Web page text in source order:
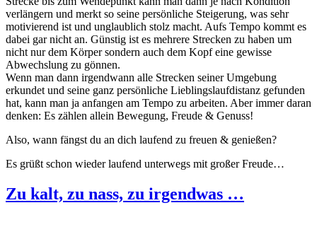
verlängern und merkt so seine persönliche Steigerung, was sehr
motivierend ist und unglaublich stolz macht. Aufs Tempo kommt es
dabei gar nicht an. Günstig ist es mehrere Strecken zu haben um
nicht nur dem Körper sondern auch dem Kopf eine gewisse
Abwechslung zu gönnen.
Wenn man dann irgendwann alle Strecken seiner Umgebung
erkundet und seine ganz persönliche Lieblingslaufdistanz gefunden
hat, kann man ja anfangen am Tempo zu arbeiten. Aber immer daran
denken: Es zählen allein Bewegung, Freude & Genuss!
Also, wann fängst du an dich laufend zu freuen & genießen?
Es grüßt schon wieder laufend unterwegs mit großer Freude…
Zu kalt, zu nass, zu irgendwas …